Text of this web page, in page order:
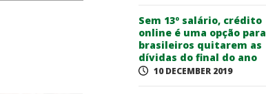
Sem 13º salário, crédito
online é uma opção para
brasileiros quitarem as
dívidas do final do ano
10 DECEMBER 2019